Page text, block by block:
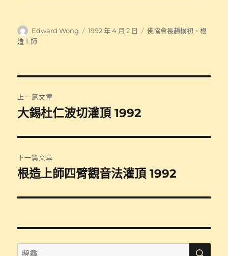
作
者
Edward Wong
發
1992 年 4 月 2 日
分
佛協會長趙樸初 、根
造上師
章
覽
上一篇文章
上
篇
文
章:
大錫杜仁波切灌頂 1992
下一篇文章
下
篇
章:
根造上師四臂觀音法灌頂 1992
搜
搜